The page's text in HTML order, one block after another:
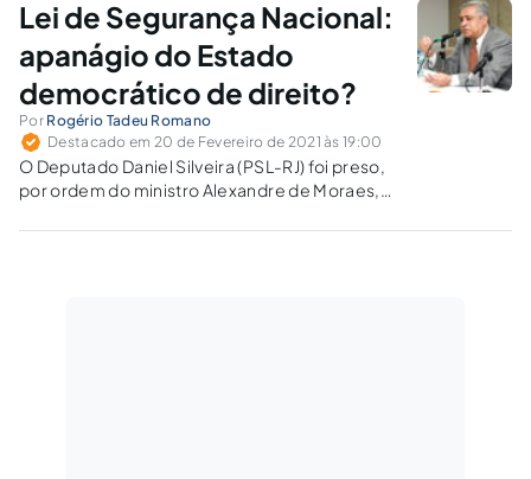
Lei de Segurança Nacional:
apanágio do Estado
democrático de direito?
Por Rogério Tadeu Romano
Destacado em 20 de Fevereiro de 2021 às 19:00
O Deputado Daniel Silveira (PSL-RJ) foi preso,
por ordem do ministro Alexandre de Moraes,
proferia ataques e ofensas aos ministros da